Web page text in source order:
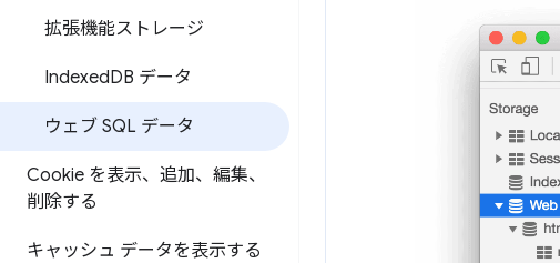
拡張機能ストレージ
IndexedDB データ
ウェブ SQL データ
Cookie を表示、追加、編集、
削除する
キャッシュ データを表示する